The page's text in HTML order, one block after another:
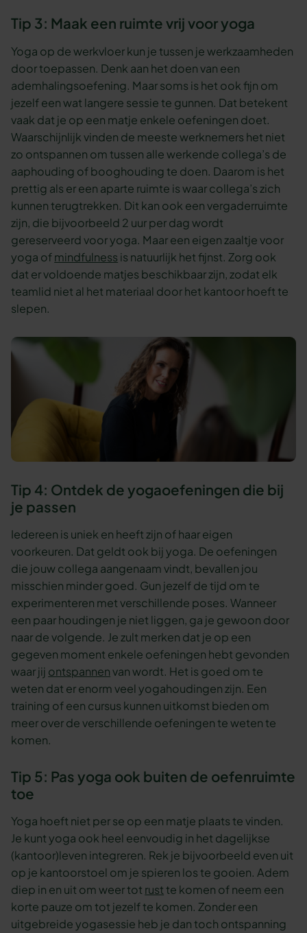
Tip 3: Maak een ruimte vrij voor yoga
Yoga op de werkvloer kun je tussen je werkzaamheden
door toepassen. Denk aan het doen van een
ademhalingsoefening. Maar soms is het ook fijn om
jezelf een wat langere sessie te gunnen. Dat betekent
vaak dat je op een matje enkele oefeningen doet.
Waarschijnlijk vinden de meeste werknemers het niet
zo ontspannen om tussen alle werkende collega’s de
aaphouding of booghouding te doen. Daarom is het
prettig als er een aparte ruimte is waar collega’s zich
kunnen terugtrekken. Dit kan ook een vergaderruimte
zijn, die bijvoorbeeld 2 uur per dag wordt
gereserveerd voor yoga. Maar een eigen zaaltje voor
yoga ofmindfulness is natuurlijk het fijnst. Zorg ook
dat er voldoende matjes beschikbaar zijn, zodat elk
teamlid niet al het materiaal door het kantoor hoeft te
slepen.
Tip 4: Ontdek de yogaoefeningen die bij
je passen
Iedereen is uniek en heeft zijn of haar eigen
voorkeuren. Dat geldt ook bij yoga. De oefeningen
die jouw collega aangenaam vindt, bevallen jou
misschien minder goed. Gun jezelf de tijd om te
experimenteren met verschillende poses. Wanneer
een paar houdingen je niet liggen, ga je gewoon door
naar de volgende. Je zult merken dat je op een
gegeven moment enkele oefeningen hebt gevonden
waar jij ontspannenvan wordt. Het is goed om te
weten dat er enorm veel yogahoudingen zijn. Een
training of een cursus kunnen uitkomst bieden om
meer over de verschillende oefeningen te weten te
komen.
Tip 5: Pas yoga ook buiten de oefenruimte
toe
Yoga hoeft niet per se op een matje plaats te vinden.
Je kunt yoga ook heel eenvoudig in het dagelijkse
(kantoor)leven integreren. Rek je bijvoorbeeld even uit
op je kantoorstoel om je spieren los te gooien. Adem
diep in en uit om weer tot rust te komen of neem een
korte pauze om tot jezelf te komen. Zonder een
uitgebreide yogasessie heb je dan toch ontspanning